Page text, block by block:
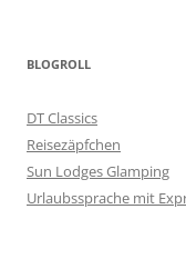
BLOGROLL
DT Classics
Reisezäpfchen
Sun Lodges Glamping
Urlaubssprache mit